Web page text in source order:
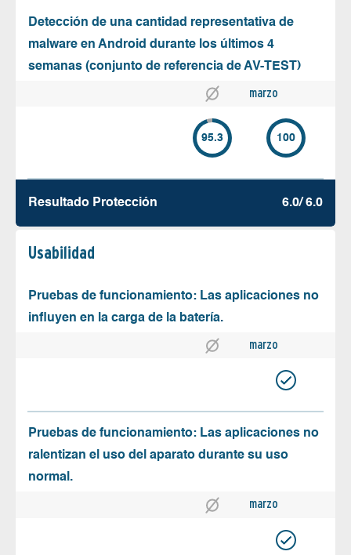
Detección de una cantidad representativa de
malware en Android durante los últimos 4
semanas (conjunto de referencia de AV-TEST)
marzo
95.3 100
Resultado Protección 6.0/ 6.0
Usabilidad
Pruebas de funcionamiento: Las aplicaciones no
influyen en la carga de la batería.
marzo
Pruebas de funcionamiento: Las aplicaciones no
ralentizan el uso del aparato durante su uso
normal.
marzo